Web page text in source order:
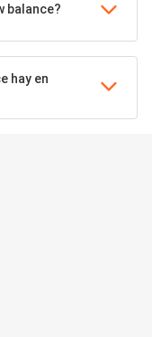
balance?
hay en